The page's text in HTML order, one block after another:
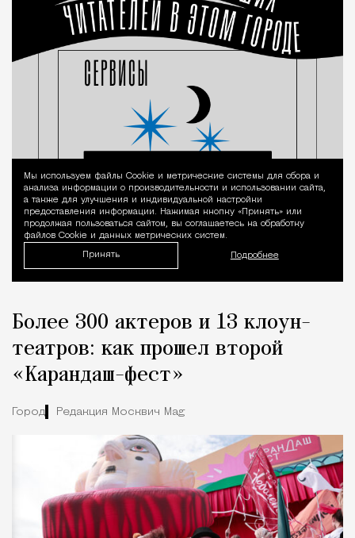
Уведомление
Мы используем файлы Сookie и метрические системы для сбора и
анализа информации о производительности и использовании сайта,
а также для улучшения и индивидуальной настройки
предоставления информации. Нажимая кнопку «Принять» или
продолжая пользоваться сайтом, вы соглашаетесь на обработку
файлов Cookie и данных метрических систем.
Принять Подробнее
Более 300 актеров и 13 клоун-
театров: как прошел второй
«Карандаш-фест»
Город Редакция Москвич Mag